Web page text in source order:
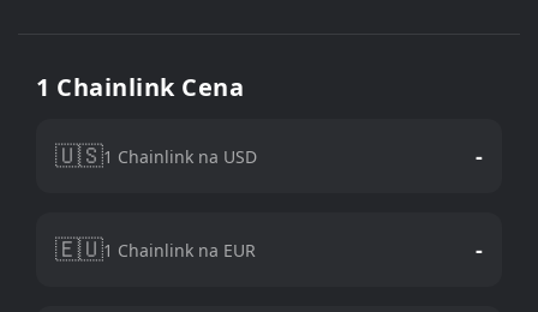
1 Chainlink Cena
🇺🇸1 Chainlink na USD -
🇪🇺1 Chainlink na EUR -